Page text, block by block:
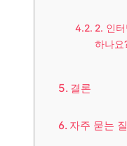
2. 인
하나요
결론
자주 묻는